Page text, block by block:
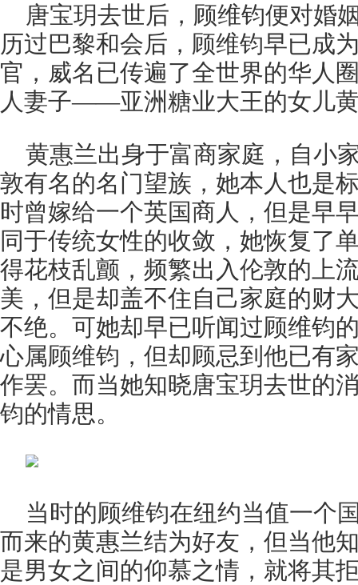
唐宝玥去世后，顾维钧便对婚
历过巴黎和会后，顾维钧早已成
官，威名已传遍了全世界的华人
人妻子——亚洲糖业大王的女儿
黄惠兰出身于富商家庭，自小
敦有名的名门望族，她本人也是
时曾嫁给一个英国商人，但是早
同于传统女性的收敛，她恢复了
得花枝乱颤，频繁出入伦敦的上
美，但是却盖不住自己家庭的财
不绝。可她却早已听闻过顾维钧
心属顾维钧，但却顾忌到他已有
作罢。而当她知晓唐宝玥去世的
钧的情思。
当时的顾维钧在纽约当值一个
而来的黄惠兰结为好友，但当他
是男女之间的仰慕之情，就将其